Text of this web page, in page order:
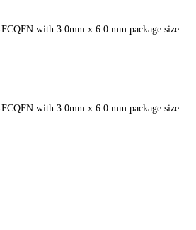
with 3.0mm x 6.0 mm package size
with 3.0mm x 6.0 mm package size